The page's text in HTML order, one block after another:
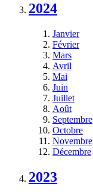
2024
Janvier
Février
Mars
Avril
Mai
Juin
Juillet
Août
Septembre
Octobre
Novembre
Décembre
2023